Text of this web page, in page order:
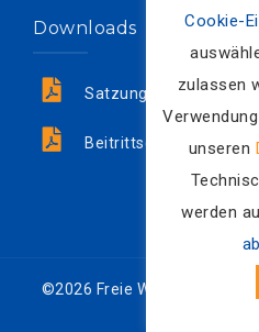
Downloads
Satzung
Beitrittserklärung
©2026 Freie
Cookie-
zulassen
unseren
werden